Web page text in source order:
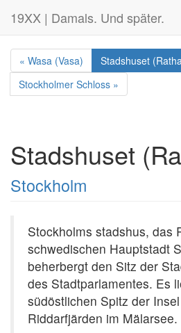
19XX | Damals. Und später.
« Wasa (Vasa)
Stadshuset
Stockholmer Schloss »
Stadshuset
Stockholm
Stockholms stadshus, das
schwedischen Hauptstadt
beherbergt den Sitz der
des Stadtparlamentes. Es
südöstlichen Spitz der
Riddarfjärden im Mälarsee.